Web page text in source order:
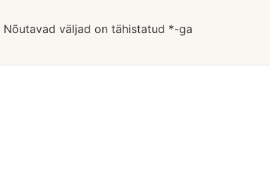
Nõutavad väljad on tähistatud *-ga